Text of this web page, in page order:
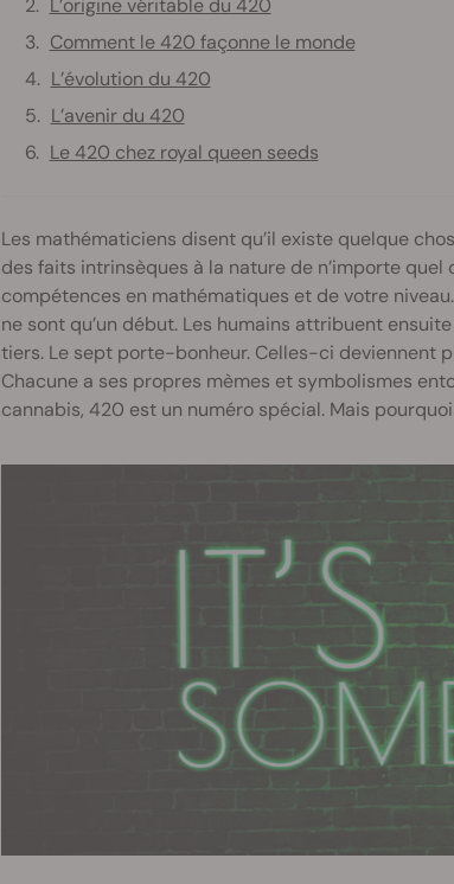
L’origine véritable du 420
Comment le 420 façonne le monde
L’évolution du 420
L’avenir du 420
Le 420 chez royal queen seeds
Les mathématiciens disent qu’il existe quelque
des faits intrinsèques à la nature de n’importe
compétences en mathématiques et de votre
ne sont qu’un début. Les humains attribuent
tiers. Le sept porte-bonheur. Celles-ci deviennent
Chacune a ses propres mèmes et symbolismes
cannabis, 420 est un numéro spécial. Mais